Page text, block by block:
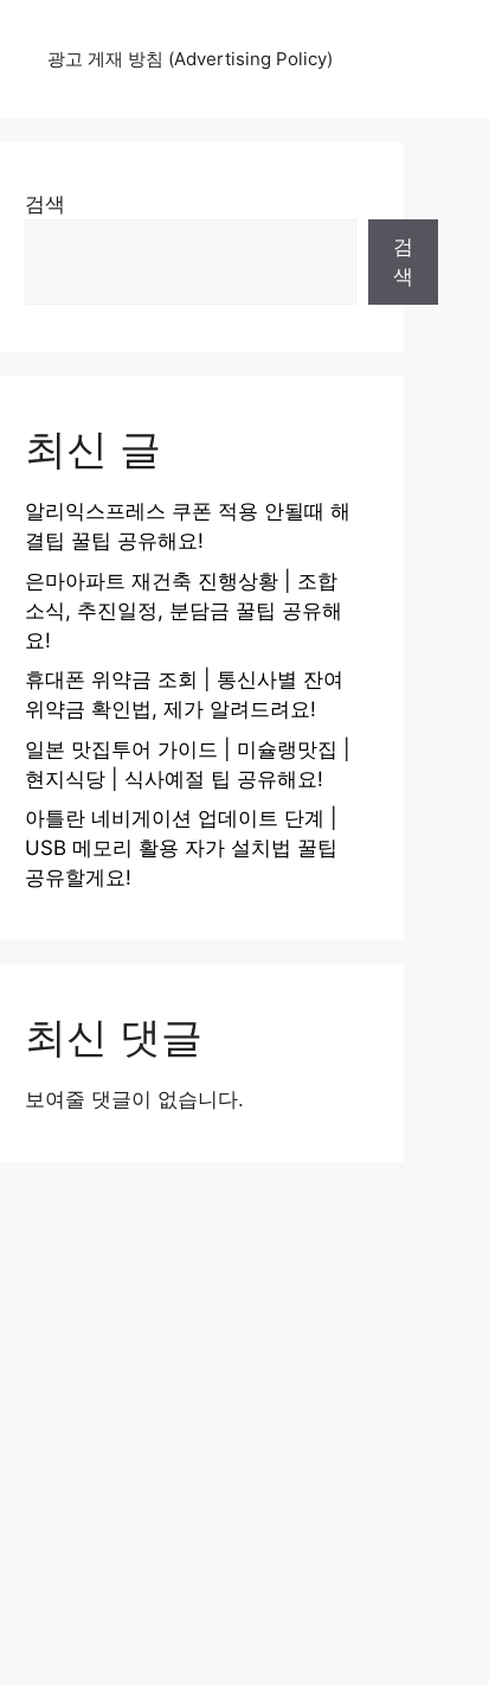
광고 게재 방침 (Advertising Policy)
검색
검
색
최신 글
알리익스프레스 쿠폰 적용 안될때 해
결팁 꿀팁 공유해요!
은마아파트 재건축 진행상황 | 조합
소식, 추진일정, 분담금 꿀팁 공유해
요!
휴대폰 위약금 조회 | 통신사별 잔여
위약금 확인법, 제가 알려드려요!
일본 맛집투어 가이드 | 미슐랭맛집 |
현지식당 | 식사예절 팁 공유해요!
아틀란 네비게이션 업데이트 단계 |
USB 메모리 활용 자가 설치법 꿀팁
공유할게요!
최신 댓글
보여줄 댓글이 없습니다.